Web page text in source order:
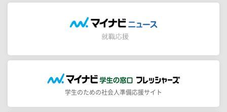
学生のための社会人準備応援サイト